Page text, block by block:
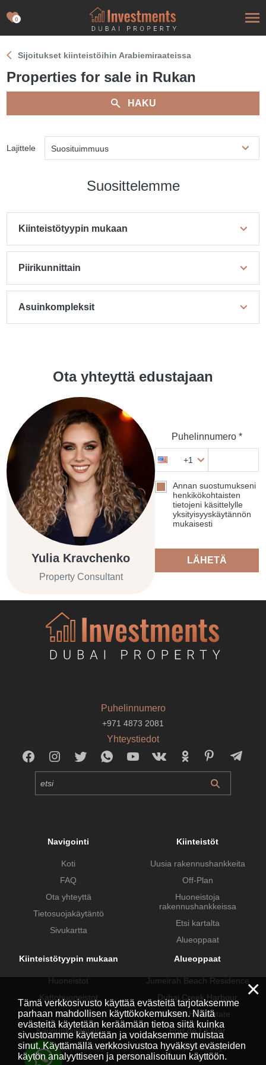
0
Sijoitukset kiinteistöihin Arabiemiraateissa
Properties for sale in Rukan
HAKU
Lajittele Suosituimmuus
Suosittelemme
Kiinteistötyypin mukaan
Piirikunnittain
Asuinkompleksit
Ota yhteyttä edustajaan
Yulia Kravchenko
Property Consultant
Puhelinnumero *
+1
Annan suostumukseni
henkikökohtaisten
tietojeni käsittelylle
yksityisyyskäytännön
mukaisesti
LÄHETÄ
Puhelinnumero
+971 4873 2081
Yhteystiedot
Navigointi
Koti
FAQ
Ota yhteyttä
Tietosuojakäytäntö
Sivukartta
Kiinteistöt
Uusia rakennushankkeita
Off-Plan
Huoneistoja
rakennushankkeissa
Etsi kartalta
Alueoppaat
Kiinteistötyypin mukaan
Huoneistot
Kattohuoneistot
Huvilat
Kaupunkipientalo
Kaupalliset kiinteistöt
Alueoppaat
Jumeirah Beach Residence
Dubai Creek Harbour
Dubai Hills Estate
Port de La Mer
Business Bay
×
Tämä verkkosivusto käyttää evästeitä tarjotaksemme
parhaan mahdollisen käyttökokemuksen. Näitä
evästeitä käytetään keräämään tietoa siitä kuinka
sivustoamme käytetään ja voidaksemme muistaa
sinut. Käyttämällä verkkosivustoa hyväksyt evästeiden
käytön analyyttiseen ja personalisoituun käyttöön.